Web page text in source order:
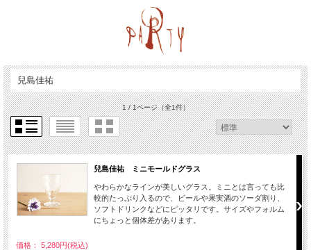
兒島佳祐
1 / 1ページ（全1件）
兒島佳祐 ミニモールドグラス
やわらかなラインが美しいグラス。ミニとは言っても比
較的たっぷり入るので、ビールや果実酒のソーダ割り、
ソフトドリンクなどにピッタリです。サイズやフォルム
にちょっと個体差があります。
価格： 5,280円(税込)